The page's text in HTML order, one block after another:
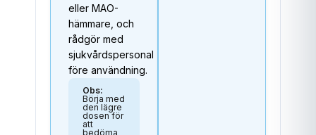
eller MAO-
hämmare, och
rådgör med
sjukvårdspersonal
före användning.
Obs:
Börja med
den lägre
dosen för
att
bedöma